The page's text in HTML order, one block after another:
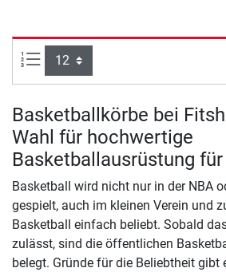
Artikel pro Seite:
Basketballkörbe bei
Wahl für hochwertige
Basketballausrüstung
Basketball wird nicht nur in der NBA
gespielt, auch im kleinen Verein und
Basketball einfach beliebt. Sobald
zulässt, sind die öffentlichen
belegt. Gründe für die Beliebtheit gibt